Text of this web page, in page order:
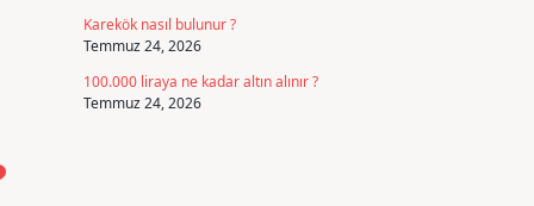
Karekök nasıl bulunur ?
Temmuz 24, 2026
100.000 liraya ne kadar altın alınır ?
Temmuz 24, 2026